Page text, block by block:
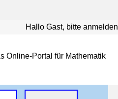
Hallo Gast, bitte anmelden